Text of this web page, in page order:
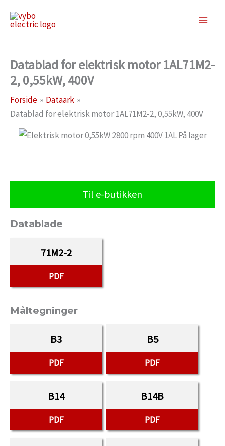
Datablad for elektrisk motor 1AL71M2-
2, 0,55kW, 400V
Forside
Dataark
Datablad for elektrisk motor 1AL71M2-2, 0,55kW, 400V
Til e-butikken
Datablade
71M2-2
PDF
Måltegninger
B3
PDF
B5
PDF
B14
PDF
B14B
PDF